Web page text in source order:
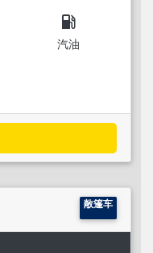
local_gas_station
汽油
敞篷车